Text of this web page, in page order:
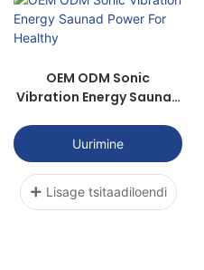
OEM ODM Sonic
Vibration Energy Saunad
Uurimine
Lisage tsitaadiloendi